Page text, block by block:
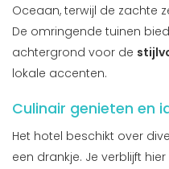
Oceaan, terwijl de zachte
De omringende tuinen
achtergrond voor de
lokale accenten.
Culinair genieten en
Het hotel beschikt over
een drankje. Je verblijft hier